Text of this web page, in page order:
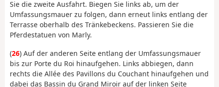
Sie die zweite Ausfahrt. Biegen Sie links ab, um der
Umfassungsmauer zu folgen, dann erneut links entlang der
Terrasse oberhalb des Tränkebeckens. Passieren Sie die
Pferdestatuen von Marly.
(26) Auf der anderen Seite entlang der Umfassungsmauer
bis zur Porte du Roi hinaufgehen. Links abbiegen, dann
rechts die Allée des Pavillons du Couchant hinaufgehen und
dabei das Bassin du Grand Miroir auf der linken Seite